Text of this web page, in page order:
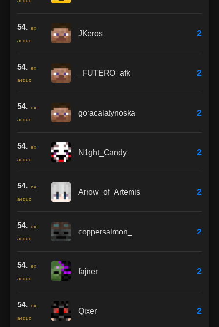
54. ex
aequo
JKeros 2
54. ex
aequo
_FUTERO_afk 2
54. ex
aequo
goracalatynoska 2
54. ex
aequo
N1ght_Candy 2
54. ex
aequo
Arrow_of_Artemis 2
54. ex
aequo
coppersalmon_ 2
54. ex
aequo
fajner 2
54. ex
aequo
Qixer 2